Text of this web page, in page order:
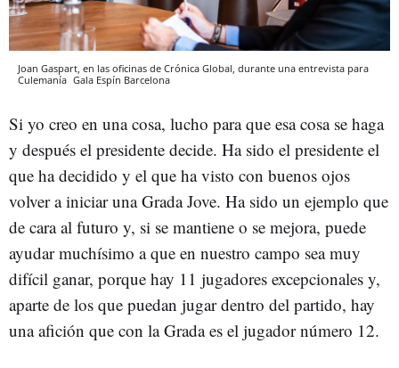
Joan Gaspart, en las oficinas de Crónica Global, durante una entrevista para
Culemanía Gala Espín Barcelona
Si yo creo en una cosa, lucho para que esa cosa se haga
y después el presidente decide. Ha sido el presidente el
que ha decidido y el que ha visto con buenos ojos
volver a iniciar una Grada Jove. Ha sido un ejemplo que
de cara al futuro y, si se mantiene o se mejora, puede
ayudar muchísimo a que en nuestro campo sea muy
difícil ganar, porque hay 11 jugadores excepcionales y,
aparte de los que puedan jugar dentro del partido, hay
una afición que con la Grada es el jugador número 12.